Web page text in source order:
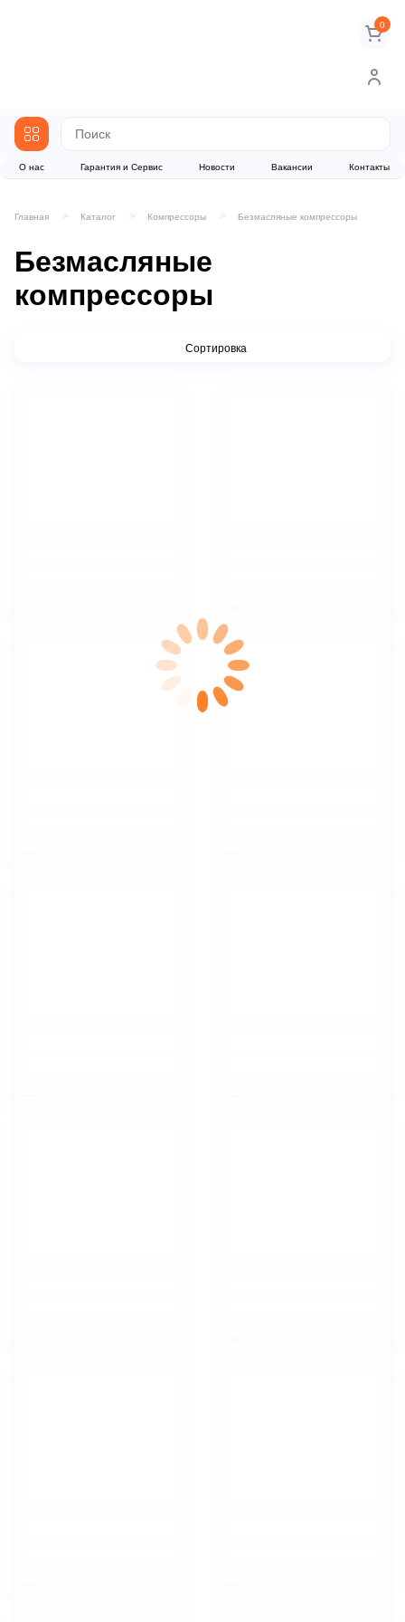
0
О нас Гарантия и Сервис Новости Вакансии Контакты
Главная Каталог Компрессоры Безмасляные компрессоры
Безмасляные
компрессоры
Сортировка